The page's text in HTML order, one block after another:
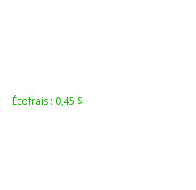
Écofrais : 0,45 $